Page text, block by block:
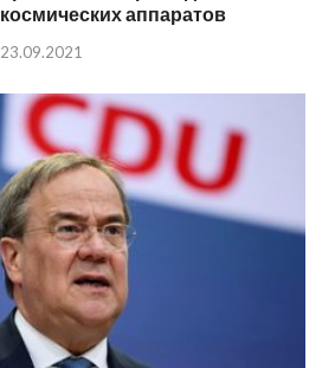
космических аппаратов
23.09.2021